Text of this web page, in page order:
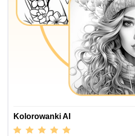
Kolorowanki AI